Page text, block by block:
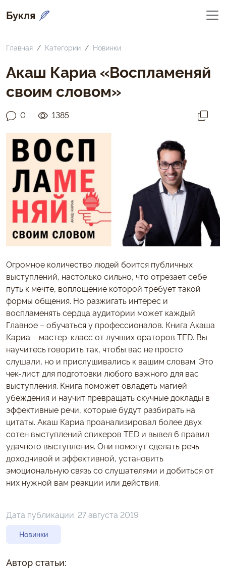
Букля
Главная Категории Новинки
Акаш Кариа «Воспламеняй
своим словом»
0 1385
Огромное количество людей боится публичных
выступлений, настолько сильно, что отрезает себе
путь к мечте, воплощение которой требует такой
формы общения. Но разжигать интерес и
воспламенять сердца аудитории может каждый.
Главное – обучаться у профессионалов. Книга Акаша
Кариа – мастер-класс от лучших ораторов TED. Вы
научитесь говорить так, чтобы вас не просто
слушали, но и прислушивались к вашим словам. Это
чек-лист для подготовки любого важного для вас
выступления. Книга поможет овладеть магией
убеждения и научит превращать скучные доклады в
эффективные речи, которые будут разбирать на
цитаты. Акаш Кариа проанализировал более двух
сотен выступлений спикеров TED и вывел 6 правил
удачного выступления. Они помогут сделать речь
доходчивой и эффективной, установить
эмоциональную связь со слушателями и добиться от
них нужной вам реакции или действия.
Дата публикации: 27 августа 2019
Новинки
Автор статьи: